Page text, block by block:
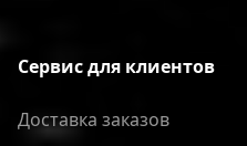
Сервис для клиентов
Доставка заказов